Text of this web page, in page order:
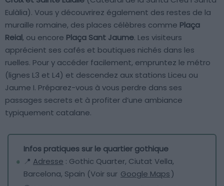
Eulàlia). Vous y découvrirez également des restes de la
muraille romaine, des places célèbres comme Plaça
Reial, ou encore Plaça Sant Jaume. Les visiteurs
apprécient ses cafés et boutiques nichés dans les
ruelles. Pour y accéder facilement, empruntez le métro
(lignes L3 et L4) et descendez aux stations Liceu ou
Jaume I. Préparez-vous à vous perdre dans ses
passages secrets et à profiter d’une ambiance
typiquement catalane.
Infos pratiques sur le quartier gothique
📍 Adresse : Gothic Quarter, Ciutat Vella,
Barcelona, Spain (Voir sur Google Maps)